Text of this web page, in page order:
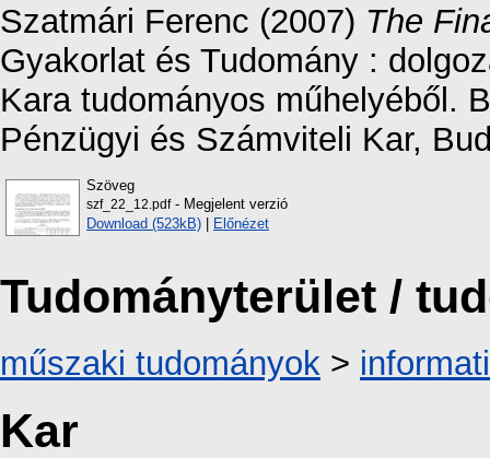
Szatmári Ferenc (2007) The
Gyakorlat és Tudomány :
Kara tudományos műhelyéből.
Pénzügyi és Számviteli Kar,
Szöveg
szf_22_12.pdf- Megjelent verzió
Download (523kB) | Előnézet
Tudományterület /
műszaki tudományok >
Kar